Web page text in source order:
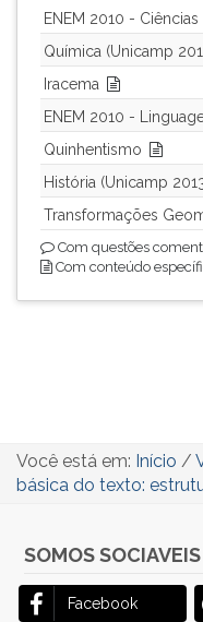
ENEM 2010 - Ciências
Química (Unicamp
Iracema
ENEM 2010 -
Quinhentismo
História (Unicamp
Transformações
Com questões
Com conteúdo
Você está em: Início /
básica do texto:
SOMOS SOCIAVEIS
Facebook